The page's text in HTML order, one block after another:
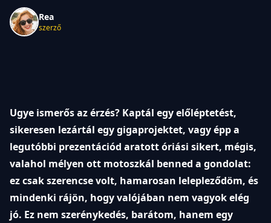
Rea
szerző
Ugye ismerős az érzés? Kaptál egy előléptetést,
sikeresen lezártál egy gigaprojektet, vagy épp a
legutóbbi prezentációd aratott óriási sikert, mégis,
valahol mélyen ott motoszkál benned a gondolat:
ez csak szerencse volt, hamarosan lelepleződöm, és
mindenki rájön, hogy valójában nem vagyok elég
jó. Ez nem szerénykedés, barátom, hanem egy